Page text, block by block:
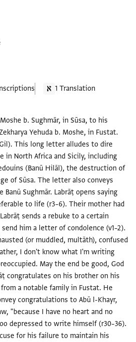
1 Translation
b. Sughmār, in Sūsa, to his
Yehuda b. Moshe, in Fustat.
This long letter alludes to dire
in North Africa and Sicily, including
(Banū Hilāl), the destruction of
of Sūsa. The letter also conveys
Sughmār. Labrāṭ opens saying
to life (r3–6). Their mother had
sends a rebuke to a certain
him a letter of condolence (v1–2).
(or muddled, multāth), confused
I don't know what I'm writing
May the end be good, God
congratulates on his brother on his
a notable family in Fustat. He
congratulations to Abū l-Khayr,
"because I have no heart and no
depressed to write himself (r30–36).
for his failure to maintain his